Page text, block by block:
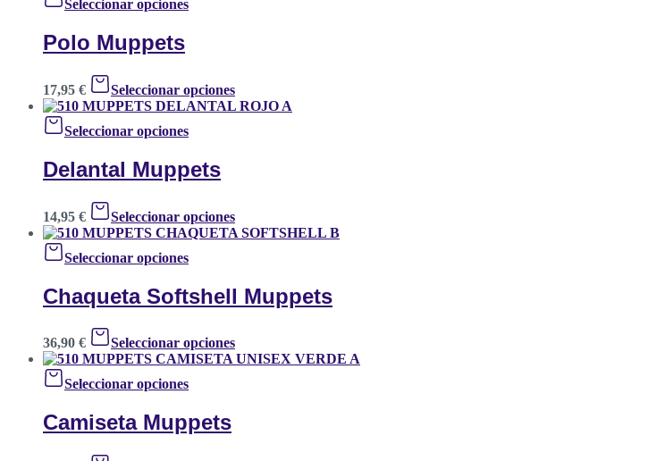
Seleccionar opciones
Polo Muppets
17,95 € Seleccionar opciones
Seleccionar opciones
Delantal Muppets
14,95 € Seleccionar opciones
Seleccionar opciones
Chaqueta Softshell Muppets
36,90 € Seleccionar opciones
Seleccionar opciones
Camiseta Muppets